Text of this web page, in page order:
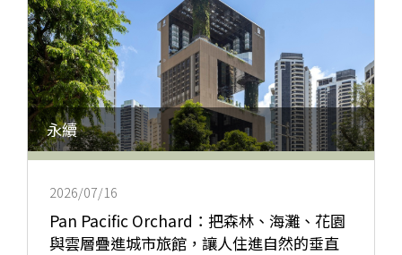
永續
2026/07/16
Pan Pacific Orchard：把森林、海灘、花園
與雲層疊進城市旅館，讓人住進自然的垂直